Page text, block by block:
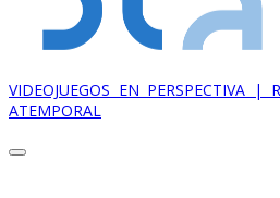
VIDEOJUEGOS EN PERSPECTIVA |
ATEMPORAL